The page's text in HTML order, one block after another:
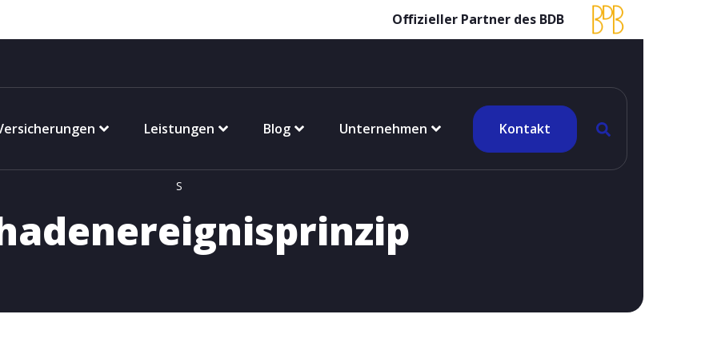
Offizieller Partner des BDB
Leistungen Blog Unternehmen Kontakt
S